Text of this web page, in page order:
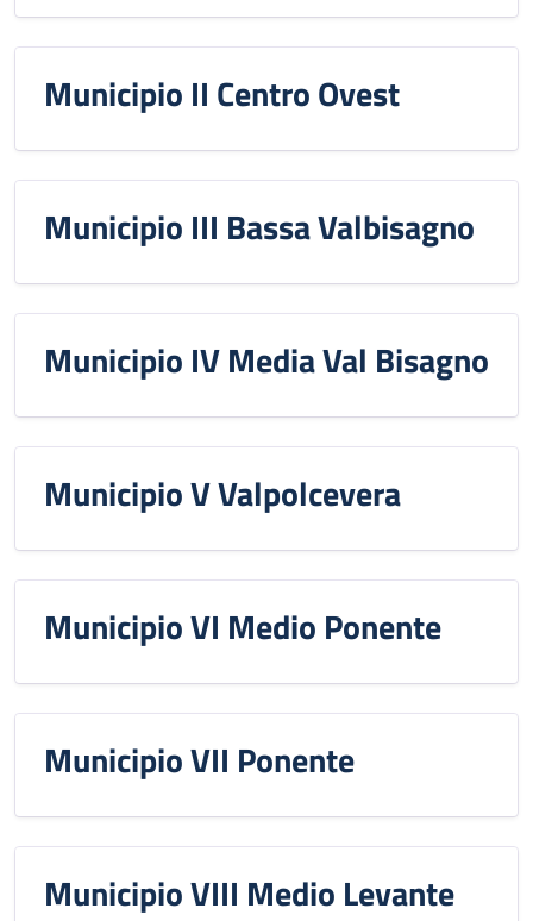
Municipio II Centro Ovest
Municipio III Bassa Valbisagno
Municipio IV Media Val Bisagno
Municipio V Valpolcevera
Municipio VI Medio Ponente
Municipio VII Ponente
Municipio VIII Medio Levante